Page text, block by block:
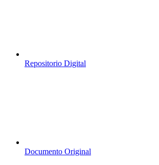
Repositorio Digital
Documento Original